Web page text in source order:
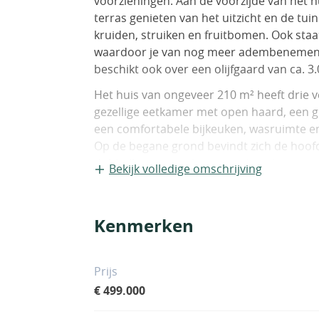
terras genieten van het uitzicht en de
kruiden, struiken en fruitbomen. Ook
waardoor je van nog meer
beschikt ook over een olijfgaard van ca.
Het huis van ongeveer 210 m² heeft
gezellige eetkamer met open haard, een
een comfortabele bijkeuken, wasruimte
Op de begane grond bevindt zich de
dubbelhoge woonkamer met grote
winterdagen geniet u van de extra
studeerkamer en zolder.
twee prachtige Umbrische steden
en toeristische attracties. Het is via de
Bekijk volledige omschrijving
Kenmerken
Prijs
€ 499.000